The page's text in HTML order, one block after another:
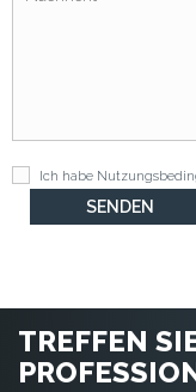
Ich habe
TREFFEN